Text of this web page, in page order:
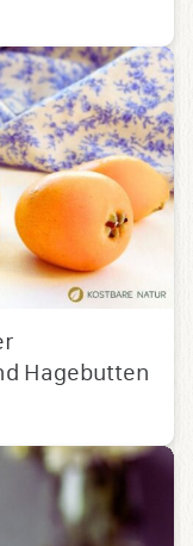
Hagebutten